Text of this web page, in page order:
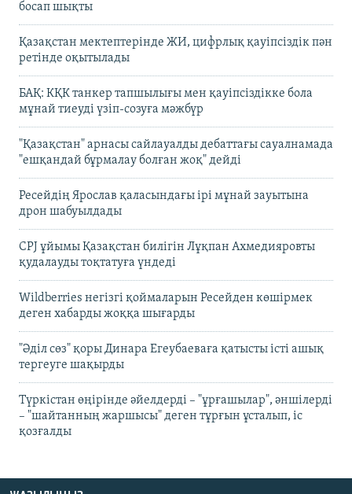
босап шықты
Қазақстан мектептерінде ЖИ, цифрлық қауіпсіздік пән
ретінде оқытылады
БАҚ: КҚК танкер тапшылығы мен қауіпсіздікке бола
мұнай тиеуді үзіп-созуға мәжбүр
"Қазақстан" арнасы сайлауалды дебаттағы сауалнамада
"ешқандай бұрмалау болған жоқ" дейді
Ресейдің Ярослав қаласындағы ірі мұнай зауытына
дрон шабуылдады
CPJ ұйымы Қазақстан билігін Лұқпан Ахмедияровты
қудалауды тоқтатуға үндеді
Wildberries негізгі қоймаларын Ресейден көшірмек
деген хабарды жоққа шығарды
"Әділ сөз" қоры Динара Егеубаеваға қатысты істі ашық
тергеуге шақырды
Түркістан өңірінде әйелдерді – "ұрғашылар", әншілерді
– "шайтанның жаршысы" деген тұрғын ұсталып, іс
қозғалды